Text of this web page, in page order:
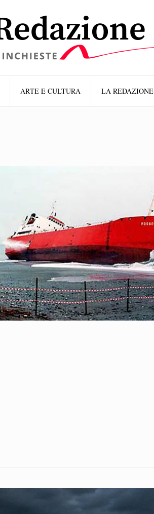
ARTE E CULTURA LA REDAZIONE